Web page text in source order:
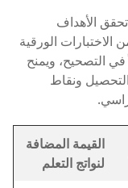
الأهداف
الاختبارات الورقية
في التصحيح، ويمنح
ونقاط
القيمة المضافة
لنواتج التعلم